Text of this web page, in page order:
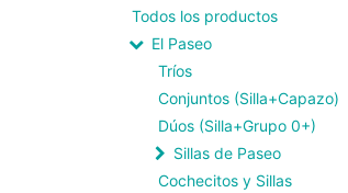
Todos los productos
El Paseo
Tríos
Conjuntos (Silla+Capazo)
Dúos (Silla+Grupo 0+)
Sillas de Paseo
Cochecitos y Sillas